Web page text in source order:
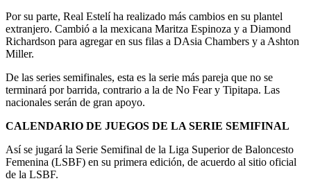
Por su parte, Real Estelí ha realizado más cambios en su plantel
extranjero. Cambió a la mexicana Maritza Espinoza y a Diamond
Richardson para agregar en sus filas a DAsia Chambers y a Ashton
Miller.
De las series semifinales, esta es la serie más pareja que no se
terminará por barrida, contrario a la de No Fear y Tipitapa. Las
nacionales serán de gran apoyo.
CALENDARIO DE JUEGOS DE LA SERIE SEMIFINAL
Así se jugará la Serie Semifinal de la Liga Superior de Baloncesto
Femenina (LSBF) en su primera edición, de acuerdo al sitio oficial
de la LSBF.